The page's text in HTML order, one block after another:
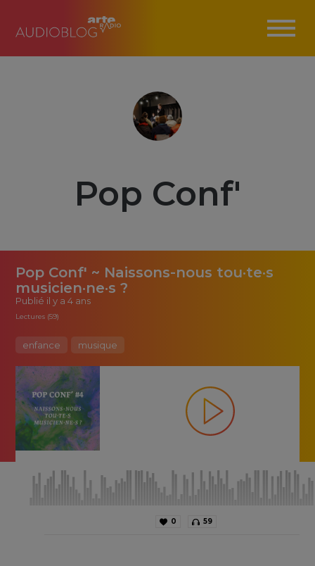
Pop Conf'
Pop Conf' ~ Naissons-nous tou·te·s
musicien·ne·s ?
Publié il y a 4 ans
Lectures (59)
enfance musique
0 59